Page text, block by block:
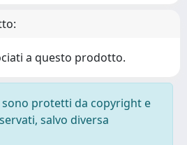
a questo prodotto.
sono protetti da copyright e
salvo diversa